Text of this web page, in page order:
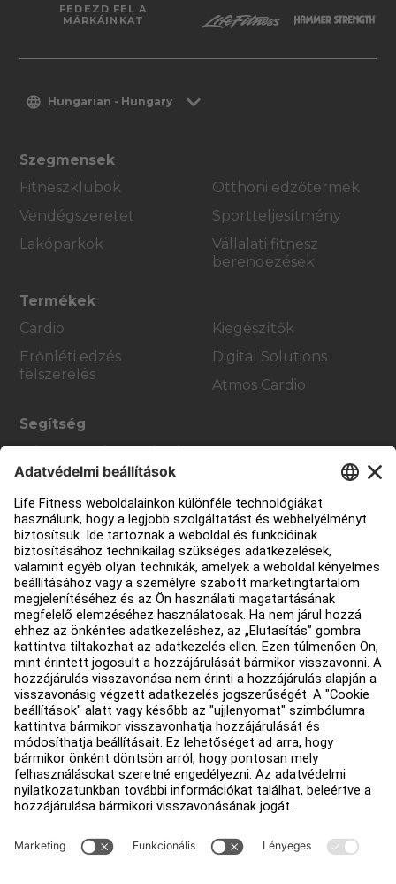
FEDEZD FEL A
MÁRKÁINKAT
Hungarian - Hungary
Szegmensek
Fitneszklubok
Vendégszeretet
Lakóparkok
Otthoni edzőtermek
Sportteljesítmény
Vállalati fitnesz
berendezések
Termékek
Cardio
Erőnléti edzés
felszerelés
Kiegészítők
Digital Solutions
Atmos Cardio
Segítség
Edzőterem berendezés
Szolgáltatási központ
Oktatási központ
Rólunk
Forgalmazó keresése
Üzletek keresése
Jogi információk
Hozzáférhetőség
Bejelentkezés a Facility Connect